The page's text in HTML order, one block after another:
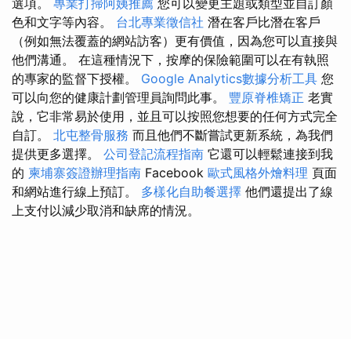
色和文字等內容。 台北專業徵信社 潛在客戶比潛在客戶
（例如無法覆蓋的網站訪客）更有價值，因為您可以直接與
他們溝通。 在這種情況下，按摩的保險範圍可以在有執照
的專家的監督下授權。 Google Analytics數據分析工具 您
可以向您的健康計劃管理員詢問此事。 豐原脊椎矯正 老實
說，它非常易於使用，並且可以按照您想要的任何方式完全
自訂。 北屯整骨服務 而且他們不斷嘗試更新系統，為我們
提供更多選擇。 公司登記流程指南 它還可以輕鬆連接到我
的 柬埔寨簽證辦理指南 Facebook 歐式風格外燴料理 頁面
和網站進行線上預訂。 多樣化自助餐選擇 他們還提出了線
上支付以減少取消和缺席的情況。